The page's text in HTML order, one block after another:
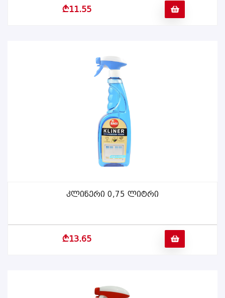
b11.55
ᲕᲠᲪᲚᲐᲓ
Კლინერი 0,75 Ლიტრი
b13.65